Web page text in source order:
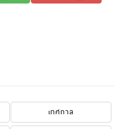
เทศกาล